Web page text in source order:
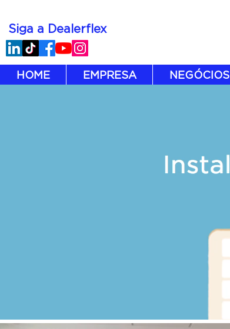
Siga a Dealerflex
HOME EMPRESA NEGÓCIOS